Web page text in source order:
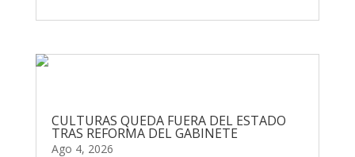
CULTURAS QUEDA FUERA DEL ESTADO
TRAS REFORMA DEL GABINETE
Ago 4, 2026